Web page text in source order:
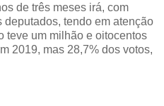
de três meses irá, com
tendo em atenção
teve um milhão e oitocentos
2019, mas 28,7% dos votos,